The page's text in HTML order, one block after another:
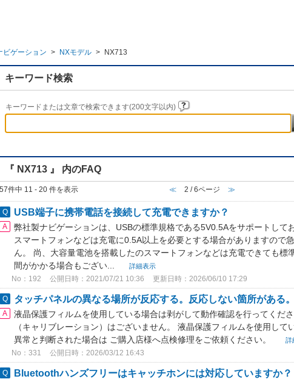
ビゲーション > NXモデル > NX713
キーワード検索
キーワードまたは文章で検索できます(200文字以内)
『 NX713 』 内のFAQ
57件中 11 - 20 件を表示 ≪ 2 / 6ページ ≫
USB端子に携帯電話を接続して充電できますか？
弊社製ナビゲーションは、USBの標準規格である5V0.5Aをサポートして
スマートフォンなどは充電に0.5A以上を必要とする場合がありますので
ん。 尚、大容量電池を搭載したのスマートフォンなどは充電できても標
間がかかる場合もござい...
詳細表示
No：192 公開日時：2021/07/21 10:36 更新日時：2026/06/10 17:29
タッチパネルの異なる場所が反応する。反応しない箇所がある。
液晶保護フィルムを使用している場合は剥がして動作確認を行ってくだ
（キャリブレーション）はございません。 液晶保護フィルムを使用して
異常と判断された場合は ご購入店様へ点検修理をご依頼ください。
詳
No：331 公開日時：2026/03/12 16:43
Bluetoothハンズフリーはキャッチホンには対応していますか？